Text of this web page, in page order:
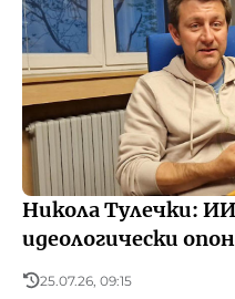
Никола Тулечки:
идеологически
25.07.26, 09:15